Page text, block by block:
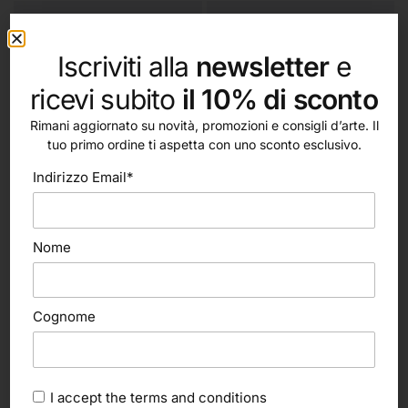
Scegli
XL Mixed Media Textured
11,20€9,50€
Scegli
6,70€5,90€
Iscriviti alla newslettere
ricevi subito il 10% di sconto
Rimani aggiornato su novità, promozioni e consigli d’arte. Il
tuo primo ordine ti aspetta con uno sconto esclusivo.
Indirizzo Email*
Nome
Cognome
I accept the terms and conditions